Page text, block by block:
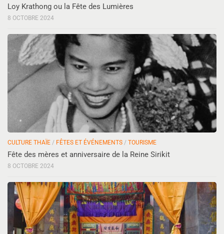
Loy Krathong ou la Fête des Lumières
8 OCTOBRE 2024
CULTURE THAÏE / FÊTES ET ÉVÉNEMENTS / TOURISME
Fête des mères et anniversaire de la Reine Sirikit
8 OCTOBRE 2024